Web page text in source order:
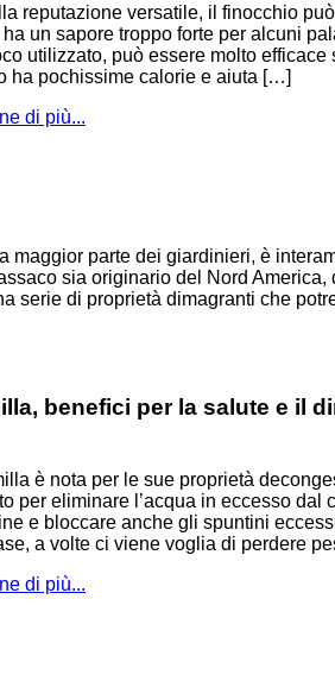
reputazione versatile, il finocchio
un sapore troppo forte per alcuni
utilizzato, può essere molto
ha pochissime calorie e aiuta […]
di più...
maggior parte dei giardinieri, è
sia originario del Nord America,
serie di proprietà dimagranti che
benefici per la salute e il
è nota per le sue proprietà
per eliminare l’acqua in eccesso
e bloccare anche gli spuntini
a volte ci viene voglia di perdere
di più...